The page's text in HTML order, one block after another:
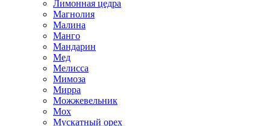
Лимонная цедра
Магнолия
Малина
Манго
Мандарин
Мед
Мелисса
Мимоза
Мирра
Можжевельник
Мох
Мускатный орех